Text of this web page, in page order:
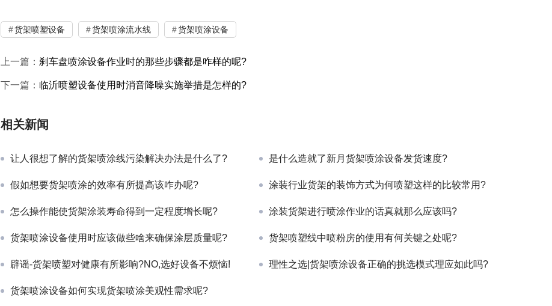
货架喷塑设备 货架喷涂流水线 货架喷涂设备
上一篇： 刹车盘喷涂设备作业时的那些步骤都是咋样的呢?
下一篇： 临沂喷塑设备使用时消音降噪实施举措是怎样的?
相关新闻
让人很想了解的货架喷涂线污染解决办法是什么了? 是什么造就了新月货架喷涂设备发货速度?
假如想要货架喷涂的效率有所提高该咋办呢? 涂装行业货架的装饰方式为何喷塑这样的比较常用?
怎么操作能使货架涂装寿命得到一定程度增长呢? 涂装货架进行喷涂作业的话真就那么应该吗?
货架喷涂设备使用时应该做些啥来确保涂层质量呢? 货架喷塑线中喷粉房的使用有何关键之处呢?
辟谣-货架喷塑对健康有所影响?NO,选好设备不烦恼! 理性之选|货架喷涂设备正确的挑选模式理应如此吗?
货架喷涂设备如何实现货架喷涂美观性需求呢?